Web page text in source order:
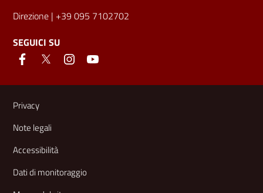
Direzione | +39 095 7102702
SEGUICI SU
Link e informazioni utili
Privacy
Note legali
Accessibilità
Dati di monitoraggio